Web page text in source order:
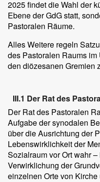
2025 findet die Wahl der
Ebene der GdG statt,
Pastoralen Räume.
Alles Weitere regeln
des Pastoralen Raums
den diözesanen Gremien
III.1 Der Rat des
Der Rat des Pastoralen
Aufgabe der synodalen
über die Ausrichtung der
Lebenswirklichkeit der
Sozialraum vor Ort wahr
Verwirklichung der
einzelnen Orte von